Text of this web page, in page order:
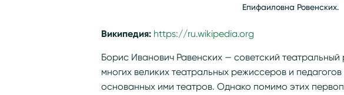
Епифаиловна Ровенских.
Википедия: https://ru.wikipedia.org/wiki/
Борис Иванович Равенских — советский
многих великих театральных режиссеров и
основанных ими театров. Однако помимо этих